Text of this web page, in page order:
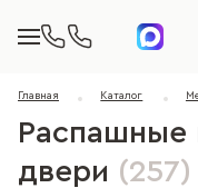
Главная Каталог
двери (257)